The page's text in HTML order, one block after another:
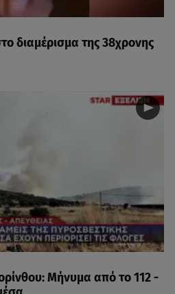
διαμέρισμα της 38χρονης
Μήνυμα από το 112 -